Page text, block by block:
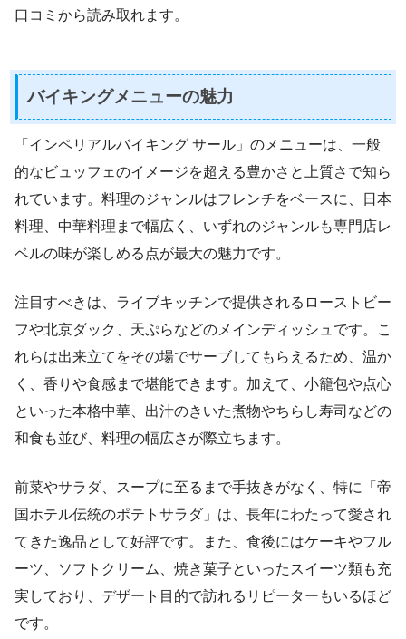
口コミから読み取れます。
バイキングメニューの魅力
「インペリアルバイキング サール」のメニューは、一般
的なビュッフェのイメージを超える豊かさと上質さで知ら
れています。料理のジャンルはフレンチをベースに、日本
料理、中華料理まで幅広く、いずれのジャンルも専門店レ
ベルの味が楽しめる点が最大の魅力です。
注目すべきは、ライブキッチンで提供されるローストビー
フや北京ダック、天ぷらなどのメインディッシュです。こ
れらは出来立てをその場でサーブしてもらえるため、温か
く、香りや食感まで堪能できます。加えて、小籠包や点心
といった本格中華、出汁のきいた煮物やちらし寿司などの
和食も並び、料理の幅広さが際立ちます。
前菜やサラダ、スープに至るまで手抜きがなく、特に「帝
国ホテル伝統のポテトサラダ」は、長年にわたって愛され
てきた逸品として好評です。また、食後にはケーキやフル
ーツ、ソフトクリーム、焼き菓子といったスイーツ類も充
実しており、デザート目的で訪れるリピーターもいるほど
です。